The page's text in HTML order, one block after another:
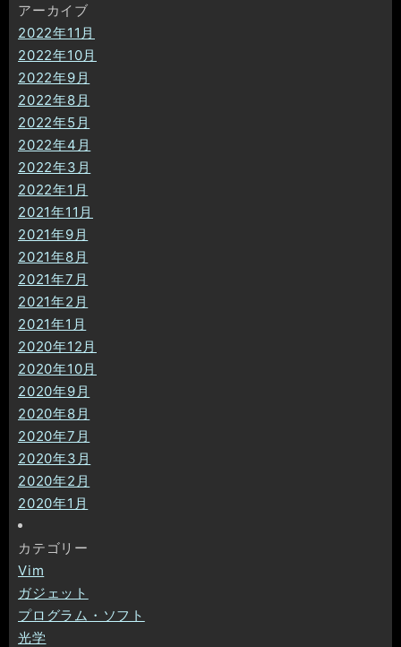
アーカイブ
2022年11月
2022年10月
2022年9月
2022年8月
2022年5月
2022年4月
2022年3月
2022年1月
2021年11月
2021年9月
2021年8月
2021年7月
2021年2月
2021年1月
2020年12月
2020年10月
2020年9月
2020年8月
2020年7月
2020年3月
2020年2月
2020年1月
カテゴリー
Vim
ガジェット
プログラム・ソフト
光学